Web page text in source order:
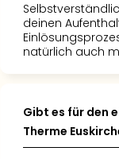
deinen
natürlich auch
Gibt es für den
Therme